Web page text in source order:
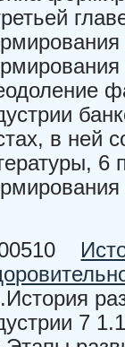
в ней
6
7